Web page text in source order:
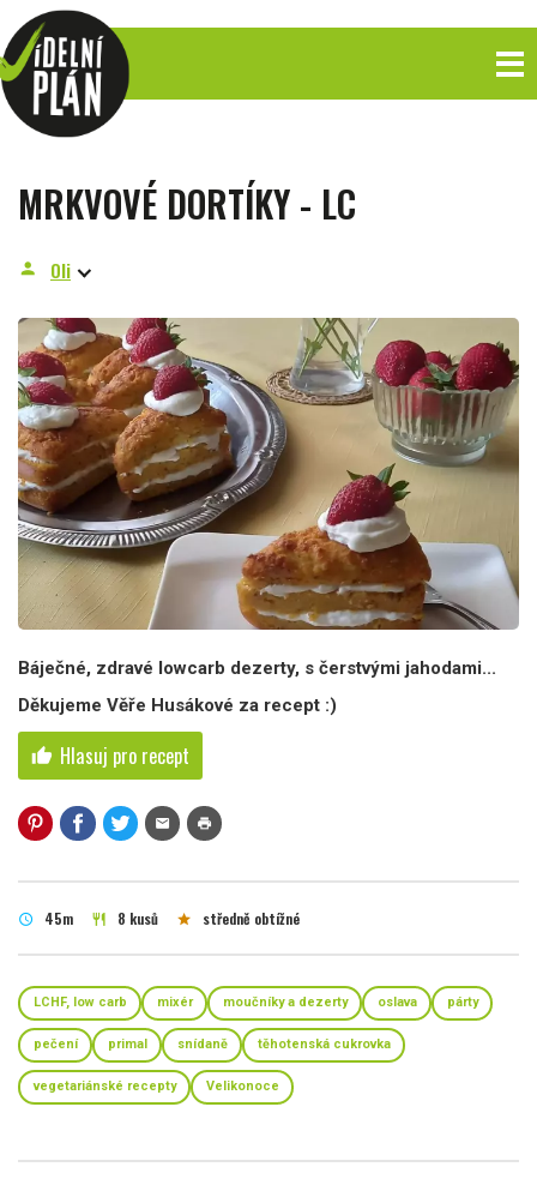
MRKVOVÉ DORTÍKY - LC
person Oli
Báječné, zdravé lowcarb dezerty, s čerstvými jahodami...
Děkujeme Věře Husákové za recept :)
thumb_up Hlasuj pro recept
mail print
schedule 45m restaurant 8 kusů star středně obtížné
LCHF, low carb mixér moučníky a dezerty oslava párty
pečení primal snídaně těhotenská cukrovka
vegetariánské recepty Velikonoce